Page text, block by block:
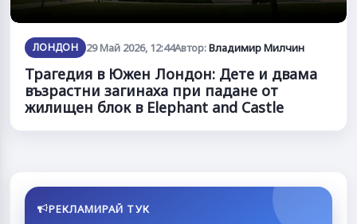
ЛОНДОН 29 Май 2026, 12:44Автор:Владимир Милчин
Трагедия в Южен Лондон: Дете и двама
възрастни загинаха при падане от
жилищен блок в Elephant and Castle
РЕКЛАМИРАЙ ТУК